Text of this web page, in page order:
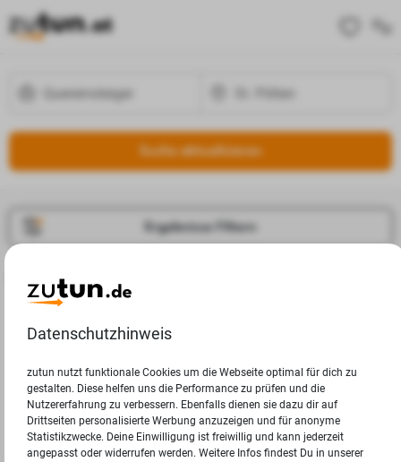
Suche aktualisieren
Ergebnisse Filtern
Jobangebote
Deine Suchanfrage in St. Pölten ergab leider keine
Ergebnisse.
Datenschutzhinweis
zutun nutzt funktionale Cookies um die Webseite optimal für dich zu
gestalten. Diese helfen uns die Performance zu prüfen und die
Nutzererfahrung zu verbessern. Ebenfalls dienen sie dazu dir auf
Drittseiten personalisierte Werbung anzuzeigen und für anonyme
Statistikzwecke. Deine Einwilligung ist freiwillig und kann jederzeit
angepasst oder widerrufen werden. Weitere Infos findest Du in unserer